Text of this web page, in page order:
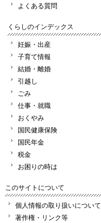
よくある質問
くらしのインデックス
妊娠・出産
子育て情報
結婚・離婚
引越し
ごみ
仕事・就職
おくやみ
国民健康保険
国民年金
税金
お困りの時は
このサイトについて
個人情報の取り扱いについて
著作権・リンク等